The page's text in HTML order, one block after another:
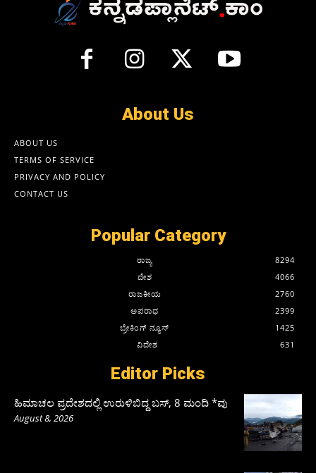
About Us
ABOUT US
TERMS OF SERVICE
PRIVACY AND POLICY
CONTACT US
Popular Category
ರಾಜ್ಯ
8294
ದೇಶ
4066
ರಾಜಕೀಯ
2760
ಅಪರಾಧ
2399
ಬ್ರೇಕಿಂಗ್ ನ್ಯೂಸ್
1425
ವಿದೇಶ
631
Editor Picks
ಹಿಮಾಚಲ ಪ್ರದೇಶದಲ್ಲಿ ಉರುಳಿಬಿದ್ದ ಬಸ್‌, 8 ಮಂದಿ *ವು
August 8, 2026